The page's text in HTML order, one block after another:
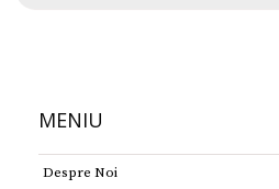
MENIU
Despre Noi